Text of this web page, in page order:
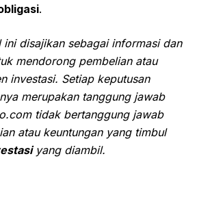
.
ini disajikan sebagai informasi dan
mendorong pembelian atau
investasi. Setiap keputusan
merupakan tanggung jawab
tidak bertanggung jawab
atau keuntungan yang timbul
yang diambil.